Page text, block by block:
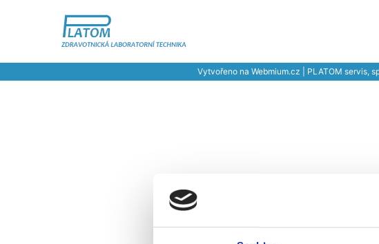
Vytvořeno na Webmium.cz | PLATOM servis,